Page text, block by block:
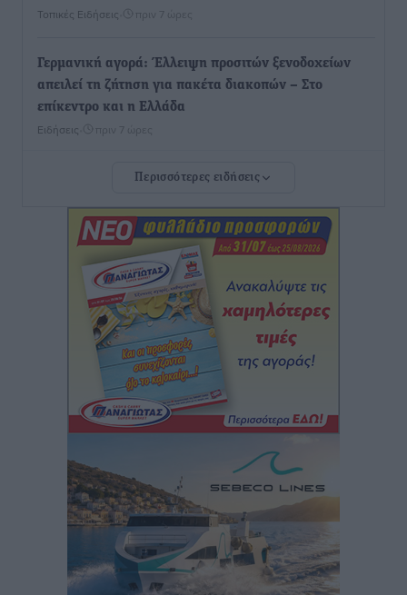
Τοπικές Ειδήσεις πριν 7 ώρες
Γερμανική αγορά: Έλλειψη προσιτών ξενοδοχείων
απειλεί τη ζήτηση για πακέτα διακοπών – Στο
επίκεντρο και η Ελλάδα
Ειδήσεις πριν 7 ώρες
Νέο ξενοδοχείο στη Ρόδο για την H Hotels –
στην Κω
Τοπικές Ειδήσεις• πριν 7 ώρες
Αυτοκίνητο μπήκε παράνομα σε μονόδρομο στο
Μαστιχάρι – Αναποδογύρισε όχημα με μητέρα και
5χρονο παιδί
Τοπικές Ειδήσεις • πριν 7 ώρες
“Η Ευρώπη αντιμετώπιζε το προσφυγικό σαν ταινία
τρόμου” – Η συγκλονιστική μαρτυρία της Χαρούλας
Γιασιράνη στον RV για τα γεγονότα που οδήγησαν στο
Σύμφωνο της Λέρου
Τοπικές Ειδήσεις • πριν 7 ώρες
Συναυλία με τον Γιάννη Κότσιρα στις 21 Αυγούστου
Πολιτιστικά• πριν 8 ώρες
Περισσότερες ειδήσεις